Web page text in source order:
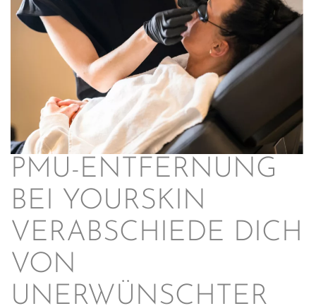
PMU-ENTFERNUNG
BEI YOURSKIN
VERABSCHIEDE DICH
VON
UNERWÜNSCHTER